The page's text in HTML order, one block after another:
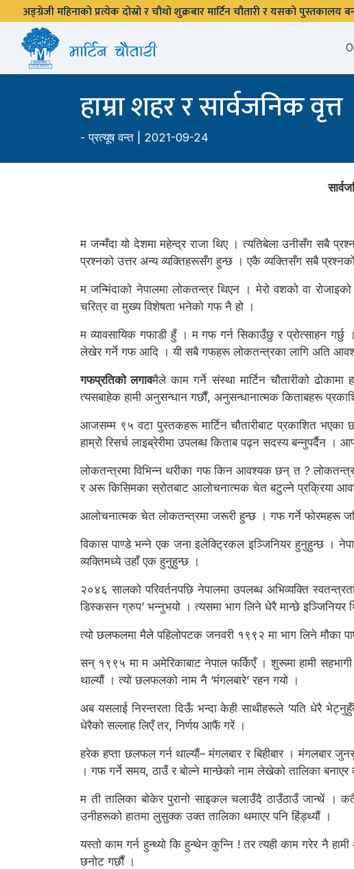
अङ्ग्रेजी महिनाको प्रत्येक दोस्रो र चौथो शुक्रबार मार्टिन चौतारी र यसको पुस्तकालय
हाम्रा शहर र सार्वजनिक वृत्त
-प्रत्यूष वन्त | 2021-09-24
म जन्मँदा यो देशमा महेन्द्र राजा थिए । त्यतिबेला उनीसँग सबै
प्रश्नको उत्तर अन्य व्यक्तिहरूसँग हुन्छ । एकै व्यक्तिसँग सबै
म जन्मिंदाको नेपालमा लोकतन्त्र थिएन । मेरो वशको वा
चरित्र वा मुख्य विशेषता भनेको गफ नै हो ।
म व्यावसायिक गफाडी हुँ । म गफ गर्न सिकाउँछु र प्रोत्साहन
लेखेर गर्ने गफ आदि । यी सबै गफहरू लोकतन्त्रका लागि अति
गफप्रतिको लगावमैले काम गर्ने संस्था मार्टिन चौतारीको
त्यसबाहेक हामी अनुसन्धान गर्छौं, अनुसन्धानात्मक किताबहरू
आजसम्म ९५ वटा पुस्तकहरू मार्टिन चौतारीबाट प्रकाशित भएका छन्
हाम्रोे रिसर्च लाइब्रेरीमा उपलब्ध किताब पढ्न सदस्य बन्नुपर्दैन
लोकतन्त्रमा विभिन्न थरीका गफ किन आवश्यक छन् त ?
र अरू किसिमका स्रोतबाट आलोचनात्मक चेत बटुल्ने प्रक्रिया
आलोचनात्मक चेत लोकतन्त्रमा जरूरी हुन्छ । गफ गर्ने फोरमहरू
विकास पाण्डे भन्ने एक जना इलेक्ट्रिकल इञ्जिनियर हुनुहुन्छ ।
व्यक्तिमध्ये उहाँ एक हुनुहुन्छ ।
२०४६ सालको परिवर्तनपछि नेपालमा उपलब्ध अभिव्यक्ति
डिस्कसन ग्रुप’ भन्नुभयो । त्यसमा भाग लिने धेरै मान्छे इञ्जिनियर
त्यो छलफलमा मैले पहिलोपटक जनवरी १९९२ मा भाग लिने मौका
सन् १९९५ मा म अमेरिकाबाट नेपाल फर्किएँ । शुरूमा हामी
थाल्यौं । त्यो छलफलको नाम नै ‘मंगलबारे’ रहन गयो ।
अब यसलाई निरन्तरता दिऊँ भन्दा केही साथीहरूले ‘यति धेरै
धेरैको सल्लाह लिएँ तर, निर्णय आफैं गरें ।
हरेक हप्ता छलफल गर्न थाल्यौं– मंगलबार र बिहीबार । मंगलबार
। गफ गर्ने समय, ठाउँ र बोल्ने मान्छेको नाम लेखेको तालिका
म ती तालिका बोकेर पुरानो साइकल चलाउँदै ठाउँठाउँ जान्थें ।
उनीहरूको हातमा लुसुक्क उक्त तालिका थमाएर पनि हिंड्थ्यौं ।
यस्तो काम गर्न हुन्थ्यो कि हुन्थेन कुन्नि ! तर त्यही काम गरेर नै
छनोट गर्छौं ।